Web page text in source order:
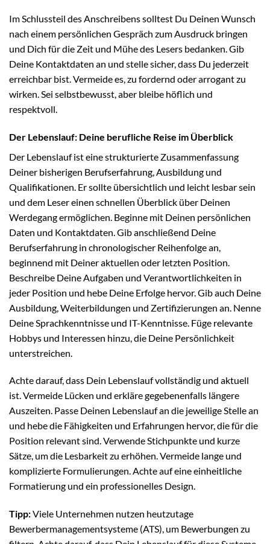
Im Schlussteil des Anschreibens solltest Du Deinen Wunsch
nach einem persönlichen Gespräch zum Ausdruck bringen
und Dich für die Zeit und Mühe des Lesers bedanken. Gib
Deine Kontaktdaten an und stelle sicher, dass Du jederzeit
erreichbar bist. Vermeide es, zu fordernd oder arrogant zu
wirken. Sei selbstbewusst, aber bleibe höflich und
respektvoll.
Der Lebenslauf: Deine berufliche Reise im Überblick
Der Lebenslauf ist eine strukturierte Zusammenfassung
Deiner bisherigen Berufserfahrung, Ausbildung und
Qualifikationen. Er sollte übersichtlich und leicht lesbar sein
und dem Leser einen schnellen Überblick über Deinen
Werdegang ermöglichen. Beginne mit Deinen persönlichen
Daten und Kontaktdaten. Gib anschließend Deine
Berufserfahrung in chronologischer Reihenfolge an,
beginnend mit Deiner aktuellen oder letzten Position.
Beschreibe Deine Aufgaben und Verantwortlichkeiten in
jeder Position und hebe Deine Erfolge hervor. Gib auch Deine
Ausbildung, Weiterbildungen und Zertifizierungen an. Nenne
Deine Sprachkenntnisse und IT-Kenntnisse. Füge relevante
Hobbys und Interessen hinzu, die Deine Persönlichkeit
unterstreichen.
Achte darauf, dass Dein Lebenslauf vollständig und aktuell
ist. Vermeide Lücken und erkläre gegebenenfalls längere
Auszeiten. Passe Deinen Lebenslauf an die jeweilige Stelle an
und hebe die Fähigkeiten und Erfahrungen hervor, die für die
Position relevant sind. Verwende Stichpunkte und kurze
Sätze, um die Lesbarkeit zu erhöhen. Vermeide lange und
komplizierte Formulierungen. Achte auf eine einheitliche
Formatierung und ein professionelles Design.
Tipp:Viele Unternehmen nutzen heutzutage
Bewerbermanagementsysteme (ATS), um Bewerbungen zu